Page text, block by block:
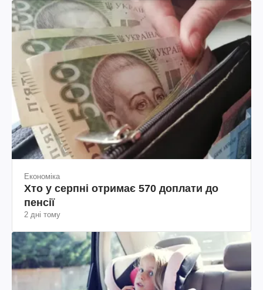
Економіка
Хто у серпні отримає 570 доплати до
пенсії
2 дні тому